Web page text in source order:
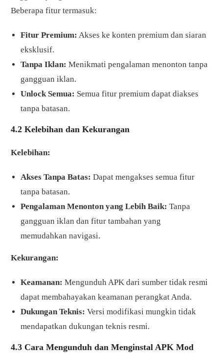
Beberapa fitur termasuk:
Fitur Premium: Akses ke konten premium dan siaran
eksklusif.
Tanpa Iklan: Menikmati pengalaman menonton tanpa
gangguan iklan.
Unlock Semua: Semua fitur premium dapat diakses
tanpa batasan.
4.2 Kelebihan dan Kekurangan
Kelebihan:
Akses Tanpa Batas: Dapat mengakses semua fitur
tanpa batasan.
Pengalaman Menonton yang Lebih Baik: Tanpa
gangguan iklan dan fitur tambahan yang
memudahkan navigasi.
Kekurangan:
Keamanan: Mengunduh APK dari sumber tidak resmi
dapat membahayakan keamanan perangkat Anda.
Dukungan Teknis: Versi modifikasi mungkin tidak
mendapatkan dukungan teknis resmi.
4.3 Cara Mengunduh dan Menginstal APK Mod